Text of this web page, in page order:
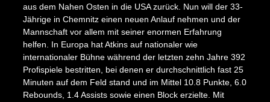
aus dem Nahen Osten in die USA zurück. Nun will der 33-
Jährige in Chemnitz einen neuen Anlauf nehmen und der
Mannschaft vor allem mit seiner enormen Erfahrung
helfen. In Europa hat Atkins auf nationaler wie
internationaler Bühne während der letzten zehn Jahre 392
Profispiele bestritten, bei denen er durchschnittlich fast 25
Minuten auf dem Feld stand und im Mittel 10.8 Punkte, 6.0
Rebounds, 1.4 Assists sowie einen Block erzielte. Mit